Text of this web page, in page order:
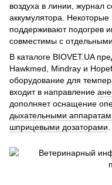
воздуха в линии, журнал
аккумулятора.
поддерживают подогрев
совместимы с
В каталоге BIOVET.UA
Hawkmed, Mindray и
оборудование для
входит в направление
дополняет оснащение
дыхательными
шприцевыми дозаторами